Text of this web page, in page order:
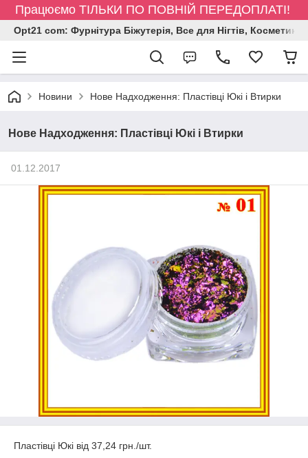
Працюємо ТІЛЬКИ ПО ПОВНІЙ ПЕРЕДОПЛАТІ!
Opt21 com: Фурнітура Біжутерія, Все для Нігтів, Косметика
Новини Нове Надходження: Пластівці Юкі і Втирки
Нове Надходження: Пластівці Юкі і Втирки
01.12.2017
Пластівці Юкі від 37,24 грн./шт.